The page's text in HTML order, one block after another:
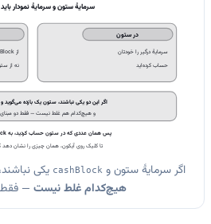
سرمایهٔ ستون و سرمایهٔ نمودار
در ستون
سرمایهٔ درگیر را خودتان
حساب کرده‌اید
از cashBlock می‌آید
نه از
اگر این دو یکی نباشند، ستون یک بازده می‌گوید و
و هیچ‌کدام هم غلط نیست — فقط دو مبنای
پس همان عددی که در ستون حساب کردید، به cashBlock هم بدهید
تا کلیک روی آیکون، همان چیزی را نشان دهد
اگر سرمایهٔ ستون و cashBlock یکی
هیچ‌کدام غلط نیست — فقط